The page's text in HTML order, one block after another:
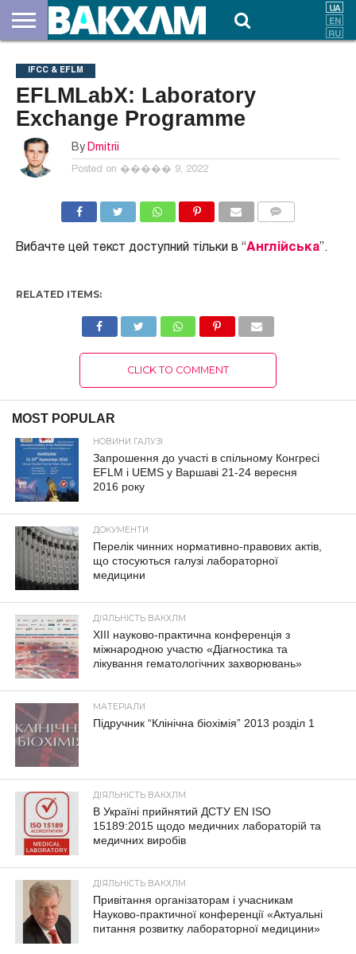
НАС
ВНЕСКИ
ДОКУМЕНТИ
НОВИНИ
КОНТАКТИ
IFCC & EFLM
EFLMLabX: Laboratory
Exchange Programme
By Dmitrii
Posted on ����� 9, 2022
Вибачте цей текст доступний тільки в “Англійська”.
RELATED ITEMS:
CLICK TO COMMENT
MOST POPULAR
НОВИНИ ГАЛУЗІ
Запрошення до участі в спільному Конгресі
EFLM і UEMS у Варшаві 21-24 вересня
2016 року
ДОКУМЕНТИ
Перелік чинних нормативно-правових актів,
що стосуються галузі лабораторної
медицини
ДІЯЛЬНІСТЬ ВАКХЛМ
XIII науково-практична конференція з
міжнародною участю «Діагностика та
лікування гематологічних захворювань»
МАТЕРІАЛИ
Підручник “Клінічна біохімія” 2013 розділ 1
ДІЯЛЬНІСТЬ ВАКХЛМ
В Україні прийнятий ДСТУ EN ISO
15189:2015 щодо медичних лабораторій та
медичних виробів
ДІЯЛЬНІСТЬ ВАКХЛМ
Привітання організаторам і учасникам
Науково-практичної конференції «Актуальні
питання розвитку лабораторної медицини»